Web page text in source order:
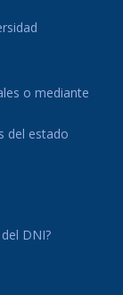
o mediante
del estado
DNI?